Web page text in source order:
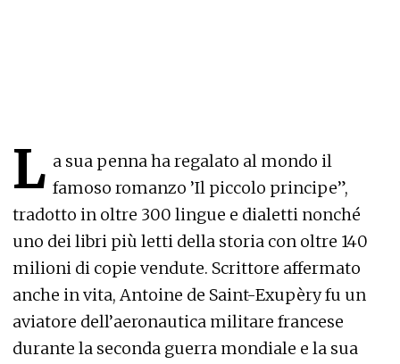
L a sua penna ha regalato al mondo il
famoso romanzo ’Il piccolo principe”,
tradotto in oltre 300 lingue e dialetti nonché
uno dei libri più letti della storia con oltre 140
milioni di copie vendute. Scrittore affermato
anche in vita, Antoine de Saint-Exupèry fu un
aviatore dell’aeronautica militare francese
durante la seconda guerra mondiale e la sua